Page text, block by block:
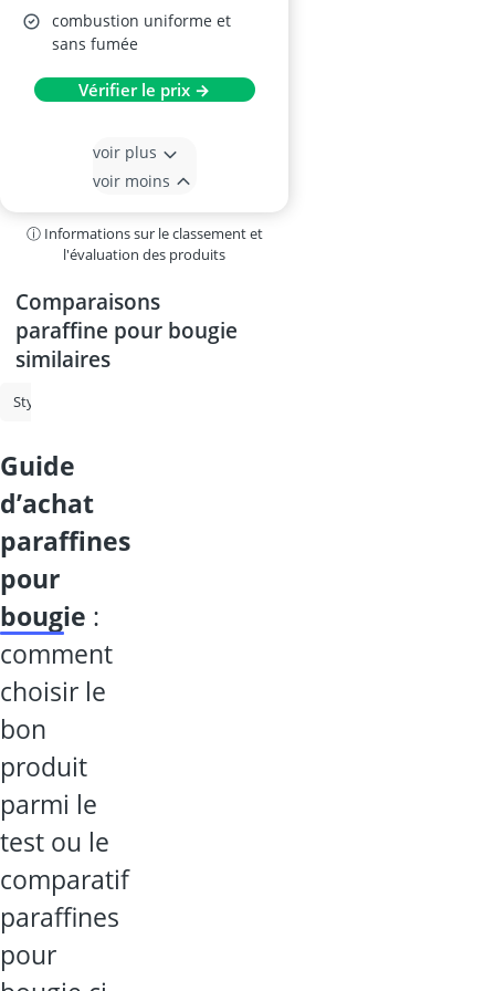
combustion uniforme et
sans fumée
Vérifier le prix →
voir plus
voir moins
ⓘ Informations sur le classement et
l'évaluation des produits
Comparaisons
paraffine pour bougie
similaires
Stylo 3D
guide
d’achat
paraffines
pour
bougie :
comment
choisir le
bon
produit
parmi le
test ou le
comparatif
paraffines
pour